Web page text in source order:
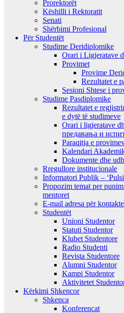
Prorektorët
Këshilli i Rektoratit
Senati
Shërbimi Profesional
Për Studentët
Studime Deridiplomike
Orari i Ligjeratave
Provimet
Provime
Rezultatet e
Sesioni Shtese i
Studime Pasdiplomike
Rezultatet e
e dytë të studimeve
Orari i ligjeratave
предавањa и
Paraqitja e
Kalendari
Dokumente dhe
Rregullore institucionale
Informatori Publik –
Propozim temat per
mentoret
E-mail adresa për
Studentët
Unioni Studentor
Statuti Studentor
Klubet Studentore
Radio Studenti
Revista Studentore
Alumni Studentor
Kampi Studentor
Aktivitetet
Kërkimi Shkencor
Shkenca
Konferencat